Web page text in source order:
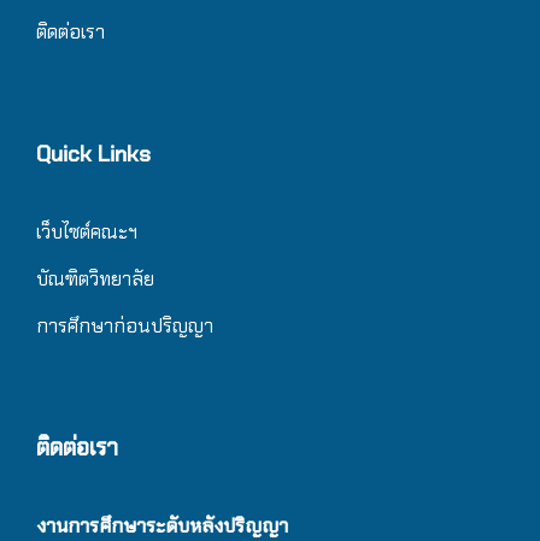
ติดต่อเรา
Quick Links
เว็บไซต์คณะฯ
บัณฑิตวิทยาลัย
การศึกษาก่อนปริญญา
ติดต่อเรา
งานการศึกษาระดับหลังปริญญา